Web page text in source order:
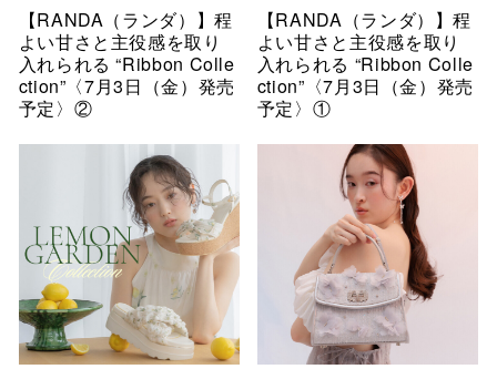
【RANDA（ランダ）】程
よい甘さと主役感を取り
入れられる “Ribbon Colle
ction”〈7月3日（金）発売
予定〉②
【RANDA（ランダ）】程
よい甘さと主役感を取り
入れられる “Ribbon Colle
ction”〈7月3日（金）発売
予定〉①